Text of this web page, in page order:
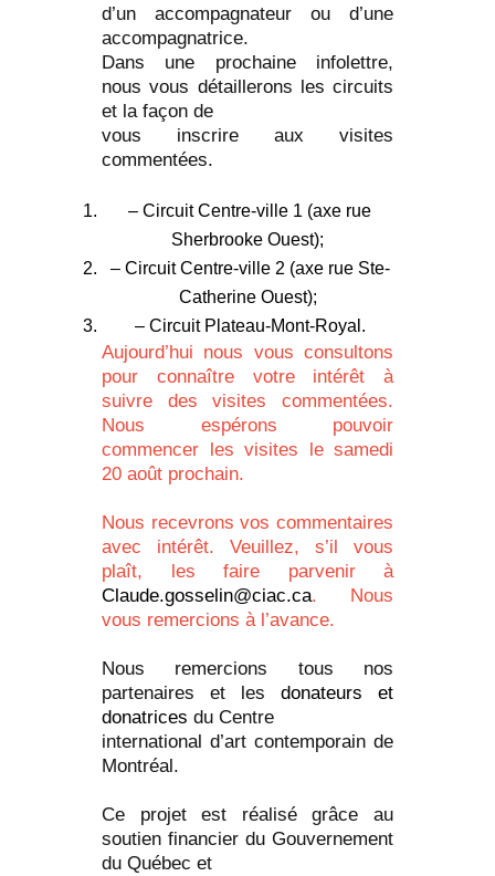
d’un accompagnateur ou d’une
accompagnatrice.
Dans une prochaine infolettre,
nous vous détaillerons les circuits
et la façon de
vous inscrire aux visites
commentées.
– Circuit Centre-ville 1 (axe rue
Sherbrooke Ouest);
– Circuit Centre-ville 2 (axe rue Ste-
Catherine Ouest);
– Circuit Plateau-Mont-Royal.
Aujourd’hui nous vous consultons
pour connaître votre intérêt à
suivre des visites commentées.
Nous espérons pouvoir
commencer les visites le samedi
20 août prochain.
Nous recevrons vos commentaires
avec intérêt. Veuillez, s’il vous
plaît, les faire parvenir à
Claude.gosselin@ciac.ca. Nous
vous remercions à l’avance.
Nous remercions tous nos
partenaires et les donateurs et
donatrices du Centre
international d’art contemporain de
Montréal.
Ce projet est réalisé grâce au
soutien financier du Gouvernement
du Québec et